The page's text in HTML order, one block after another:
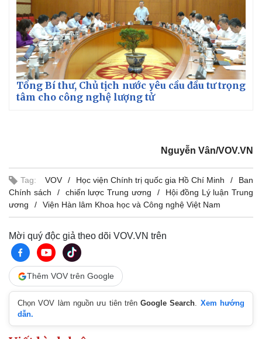
Tổng Bí thư, Chủ tịch nước yêu cầu đầu tư trọng
tâm cho công nghệ lượng tử
Nguyễn Vân/VOV.VN
Tag: VOV Học viện Chính trị quốc gia Hồ Chí Minh
Ban
Chính sách
chiến lược Trung ương
Hội đồng Lý luận Trung
ương
Viện Hàn lâm Khoa học và Công nghệ Việt Nam
Mời quý độc giả theo dõi VOV.VN trên
Thêm VOV trên Google
Chọn VOV làm nguồn ưu tiên trênGoogle Search. Xem hướng
dẫn.